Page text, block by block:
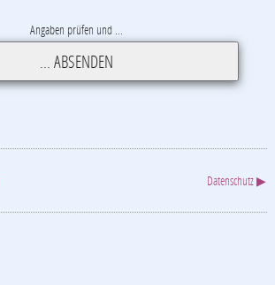
Angaben prüfen und ...
Datenschutz ▶